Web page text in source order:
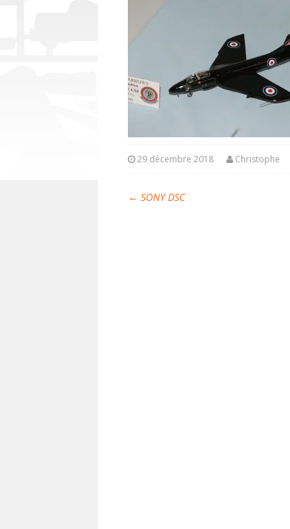
29 décembre 2018 Christophe
← SONY DSC